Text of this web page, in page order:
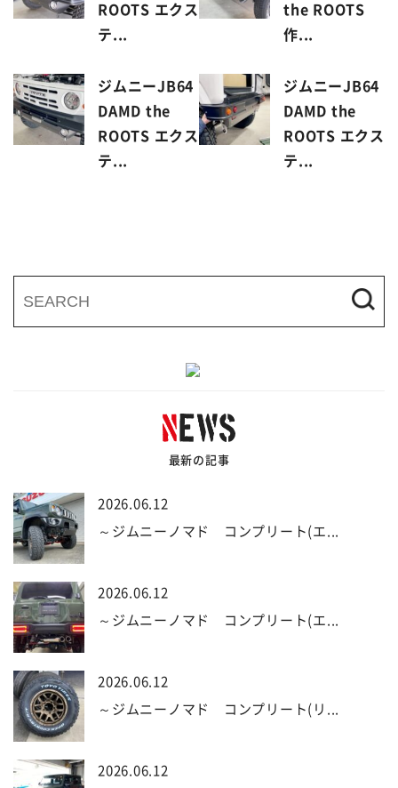
ROOTS エクス
テ...
the ROOTS
作...
ジムニーJB64
DAMD the
ROOTS エクス
テ...
ジムニーJB64
DAMD the
ROOTS エクス
テ...
最新の記事
2026.06.12
～ジムニーノマド コンプリート(エ...
2026.06.12
～ジムニーノマド コンプリート(エ...
2026.06.12
～ジムニーノマド コンプリート(リ...
2026.06.12